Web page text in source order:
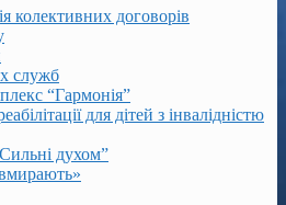
колективних договорів
служб
“Гармонія”
для дітей з інвалідністю
духом”